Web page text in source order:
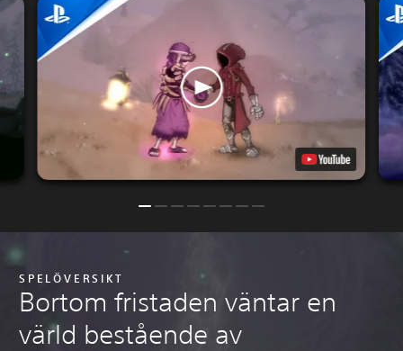
SPELÖVERSIKT
Bortom fristaden väntar en
värld bestående av